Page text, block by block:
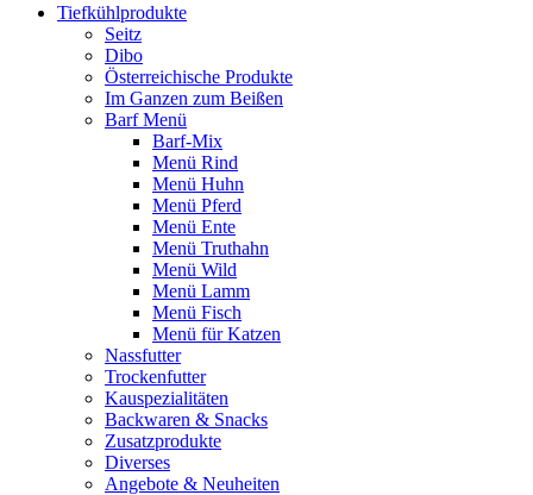
Tiefkühlprodukte
Seitz
Dibo
Österreichische Produkte
Im Ganzen zum Beißen
Barf Menü
Barf-Mix
Menü Rind
Menü Huhn
Menü Pferd
Menü Ente
Menü Truthahn
Menü Wild
Menü Lamm
Menü Fisch
Menü für Katzen
Nassfutter
Trockenfutter
Kauspezialitäten
Backwaren & Snacks
Zusatzprodukte
Diverses
Angebote & Neuheiten